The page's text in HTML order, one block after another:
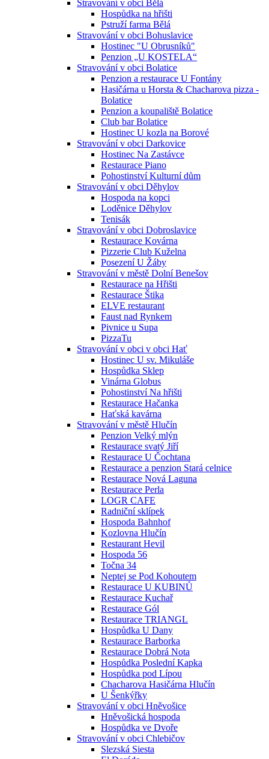
Stravování v obci Bělá
Hospůdka na hřišti
Pstruží farma Bělá
Stravování v obci Bohuslavice
Hostinec "U Obrusníků"
Penzion „U KOSTELA“
Stravování v obci Bolatice
Penzion a restaurace U Fontány
Hasičárna u Horsta & Chacharova pizza -
Bolatice
Penzion a koupaliště Bolatice
Club bar Bolatice
Hostinec U kozla na Borové
Stravování v obci Darkovice
Hostinec Na Zastávce
Restaurace Piano
Pohostinství Kulturní dům
Stravování v obci Děhylov
Hospoda na kopci
Loděnice Děhylov
Tenisák
Stravování v obci Dobroslavice
Restaurace Kovárna
Pizzerie Club Kuželna
Posezení U Žáby
Stravování v městě Dolní Benešov
Restaurace na Hřišti
Restaurace Štika
ELVE restaurant
Faust nad Rynkem
Pivnice u Supa
PizzaTu
Stravování v obci v obci Hať
Hostinec U sv. Mikuláše
Hospůdka Sklep
Vinárna Globus
Pohostinství Na hřišti
Restaurace Hačanka
Haťská kavárna
Stravování v městě Hlučín
Penzion Velký mlýn
Restaurace svatý Jiří
Restaurace U Čochtana
Restaurace a penzion Stará celnice
Restaurace Nová Laguna
Restaurace Perla
LOGR CAFE
Radniční sklípek
Hospoda Bahnhof
Kozlovna Hlučín
Restaurant Hevil
Hospoda 56
Točna 34
Neptej se Pod Kohoutem
Restaurace U KUBINŮ
Restaurace Kuchař
Restaurace Gól
Restaurace TRIANGL
Hospůdka U Dany
Restaurace Barborka
Restaurace Dobrá Nota
Hospůdka Poslední Kapka
Hospůdka pod Lípou
Chacharova Hasičárna Hlučín
U Šenkýřky
Stravování v obci Hněvošice
Hněvošická hospoda
Hospůdka ve Dvoře
Stravování v obci Chlebičov
Slezská Siesta